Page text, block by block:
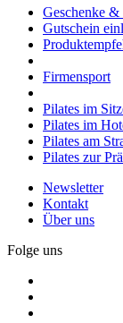
Geschenke &
Gutschein
Firmensport
Pilates im
Pilates im
Pilates am
Pilates zur
Newsletter
Kontakt
Über uns
Folge uns